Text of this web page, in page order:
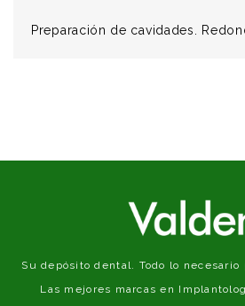
Preparación de cavidades.
Su depósito dental. Todo lo necesario
Las mejores marcas en